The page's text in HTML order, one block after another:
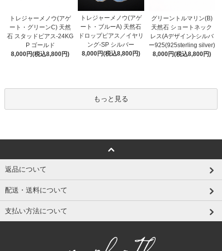
トレジャーメノウ(アゲ
ート・グリーンC) 天然
石 スタッドピアス-24KG
P ゴールド
8,000円(税込8,800円)
トレジャーメノウ(アゲ
ート・ブルーA) 天然石
ドロップピアス／イヤリ
ング-SP シルバー
8,000円(税込8,800円)
グリーントルマリン(B)
天然石 ショートネック
レス(Aデザイン)-シルバ
ー925(925sterling silver)
8,000円(税込8,800円)
もっと見る
返品について
配送・送料について
支払い方法について